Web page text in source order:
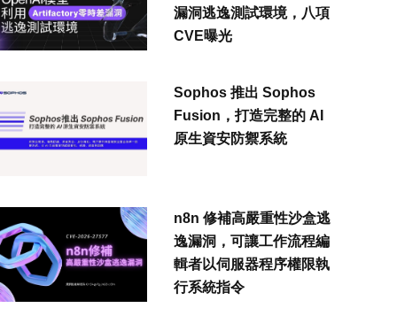
漏洞逃逸測試環境，八項
CVE曝光
Sophos 推出 Sophos
Fusion，打造完整的 AI
原生資安防禦系統
n8n 修補高嚴重性沙盒逃
逸漏洞，可讓工作流程編
輯者以伺服器程序權限執
行系統指令